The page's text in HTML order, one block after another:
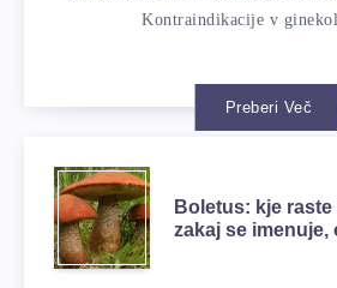
Kontraindikacije v
Preberi Več
Boletus: kje
zakaj se imenuje,